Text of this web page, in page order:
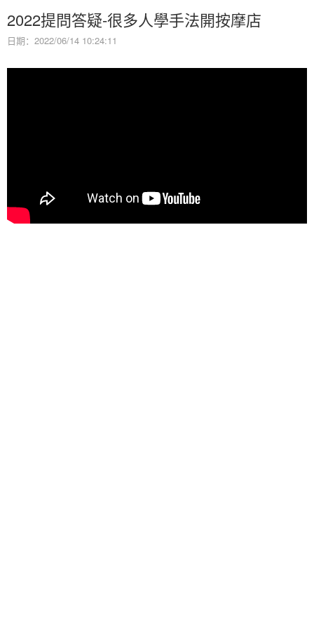
2022提問答疑-很多人學手法開按摩店
日期：2022/06/14 10:24:11